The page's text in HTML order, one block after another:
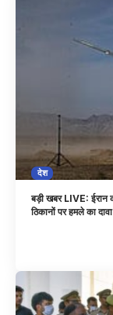
देश
बड़ी खबर LIVE:
ठिकानों पर हमले का दावा